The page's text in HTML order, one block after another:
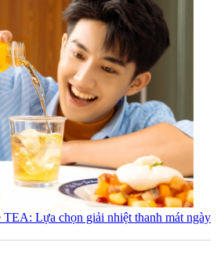
Lựa chọn giải nhiệt thanh mát ngày